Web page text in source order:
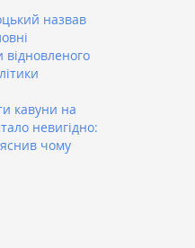
назвав
відновленого
кавуни на
невигідно:
чому